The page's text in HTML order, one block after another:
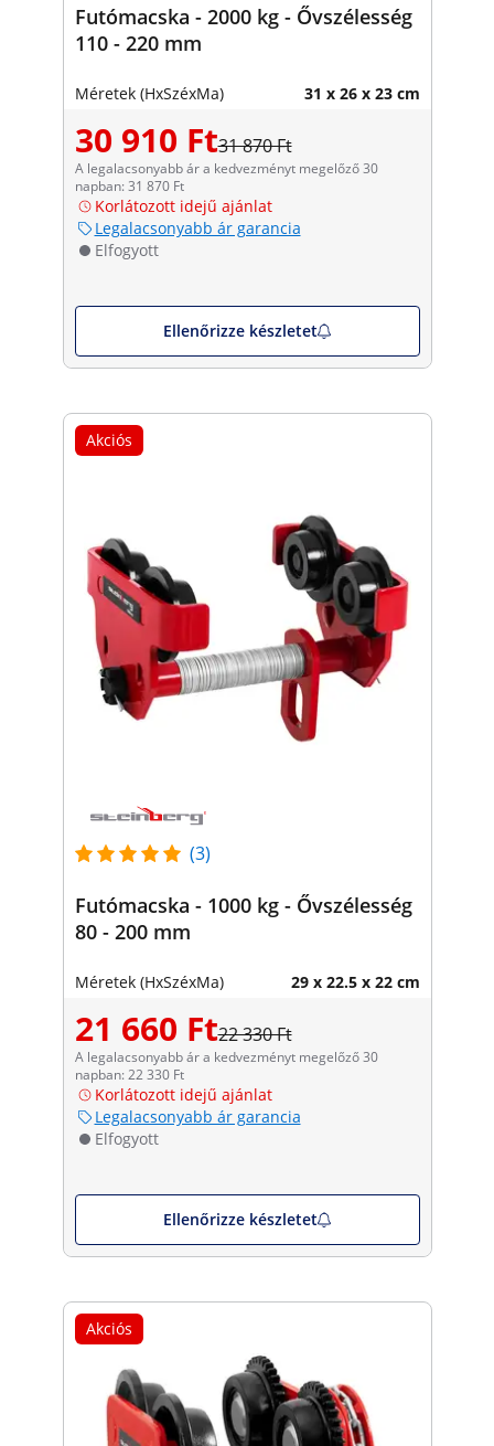
Futómacska - 2000 kg - Ővszélesség
110 - 220 mm
Méretek (HxSzéxMa) 31 x 26 x 23 cm
30 910 Ft31 870 Ft
A legalacsonyabb ár a kedvezményt megelőző 30
napban: 31 870 Ft
Korlátozott idejű ajánlat
Legalacsonyabb ár garancia
Elfogyott
Ellenőrizze készletet
Akciós
(3)
Futómacska - 1000 kg - Ővszélesség
80 - 200 mm
Méretek (HxSzéxMa) 29 x 22.5 x 22 cm
21 660 Ft22 330 Ft
A legalacsonyabb ár a kedvezményt megelőző 30
napban: 22 330 Ft
Korlátozott idejű ajánlat
Legalacsonyabb ár garancia
Elfogyott
Ellenőrizze készletet
Akciós